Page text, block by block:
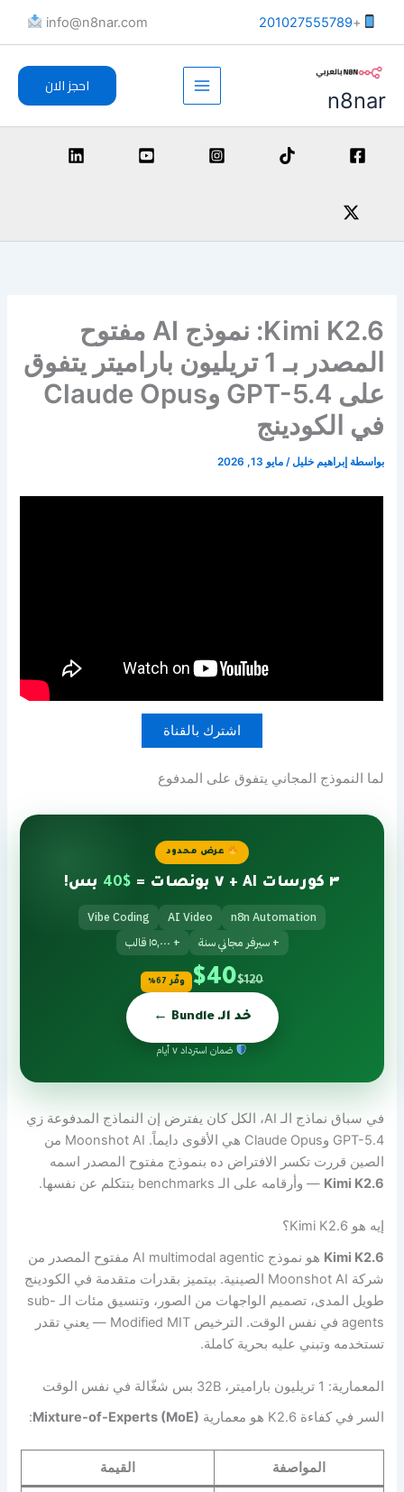
+
201027555789
info@n8nar.com​
n8nar
احجز الان
Kimi K2.6: نموذج AI مفتوح
المصدر بـ 1 تريليون باراميتر يتفوق
على GPT-5.4 وClaude Opus
في الكودينج
بواسطة إبراهيم خليل/مايو 13, 2026
اشترك بالقناة
لما النموذج المجاني يتفوق على المدفوع
عرض محدود
٣ كورسات AI + ٧ بونصات = $40 بس!
n8n Automation
AI Video
Vibe Coding
+ سيرفر مجاني سنة
+ ١٥,٠٠٠ قالب
$120
$40 وفّر 67%
خد الـ Bundle ←
ضمان استرداد ٧ أيام
في سباق نماذج الـ AI، الكل كان يفترض إن النماذج المدفوعة زي
GPT-5.4 وClaude Opus هي الأقوى دايماً. Moonshot AI من
الصين قررت تكسر الافتراض ده بنموذج مفتوح المصدر اسمه
Kimi K2.6 — وأرقامه على الـ benchmarks بتتكلم عن نفسها.
إيه هو Kimi K2.6؟
Kimi K2.6
هو نموذج AI multimodal agentic مفتوح المصدر من
شركة Moonshot AI الصينية. بيتميز بقدرات متقدمة في الكودينج
طويل المدى، تصميم الواجهات من الصور، وتنسيق مئات الـ sub-
agents في نفس الوقت. الترخيص Modified MIT — يعني تقدر
تستخدمه وتبني عليه بحرية كاملة.
المعمارية: 1 تريليون باراميتر، 32B بس شغّالة في نفس الوقت
السر في كفاءة K2.6 هو معمارية
Mixture-of-Experts (MoE)
:
المواصفة القيمة